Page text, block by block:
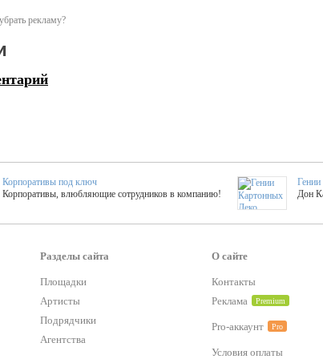
рекламу?
Корпоративы под ключ
Корпоративы, влюбляющие сотрудников в компанию!
Дон
Более 420 мастер-классов на выезде на мероприятие!
классы
25 активностей! Смета за 15 минут!
Букинг компания №1
Разделы сайта
Площадки
Артисты
Подрядчики
Агентства
О сайте
Контакты
Реклама
Premium
Pro-аккаунт Pro
Условия оплаты